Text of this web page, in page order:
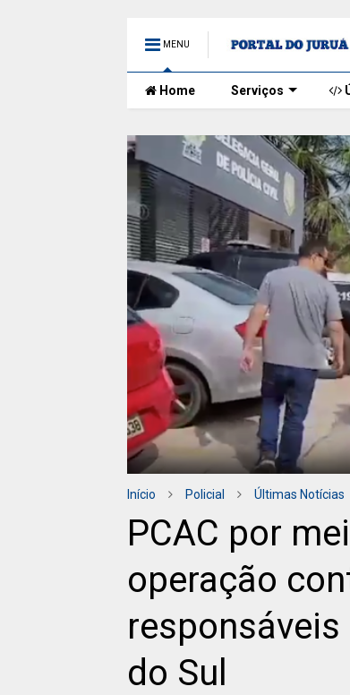
MENU
Home Serviços
Início Policial Últimas Notícias
PCAC por
operação
do Sul